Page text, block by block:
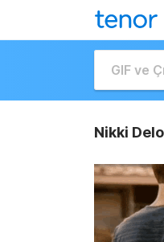
Nikki